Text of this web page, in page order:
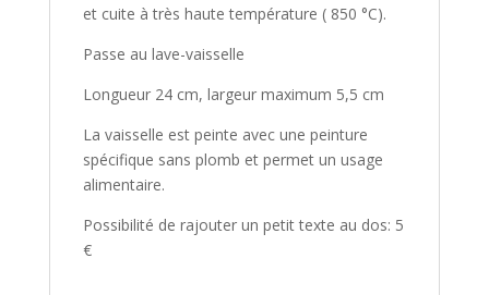
et cuite à très haute température ( 850 °C).
Passe au lave-vaisselle
Longueur 24 cm, largeur maximum 5,5 cm
La vaisselle est peinte avec une peinture
spécifique sans plomb et permet un usage
alimentaire.
Possibilité de rajouter un petit texte au dos: 5
€